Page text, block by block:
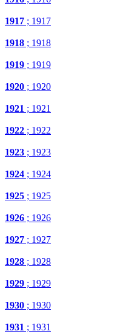
1917 ; 1917
1918 ; 1918
1919 ; 1919
1920 ; 1920
1921 ; 1921
1922 ; 1922
1923 ; 1923
1924 ; 1924
1925 ; 1925
1926 ; 1926
1927 ; 1927
1928 ; 1928
1929 ; 1929
1930 ; 1930
1931 ; 1931